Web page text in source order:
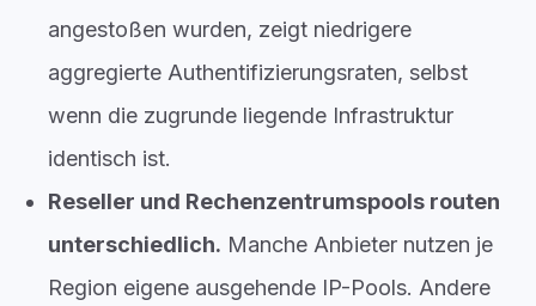
angestoßen wurden, zeigt niedrigere
aggregierte Authentifizierungsraten, selbst
wenn die zugrunde liegende Infrastruktur
identisch ist.
Reseller und Rechenzentrumspools routen
unterschiedlich. Manche Anbieter nutzen je
Region eigene ausgehende IP-Pools. Andere